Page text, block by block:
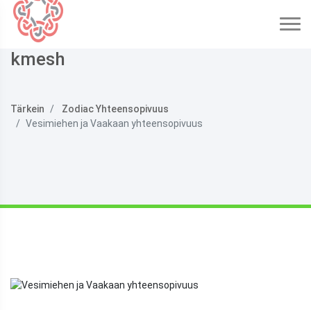
kmesh
Tärkein
Zodiac Yhteensopivuus
Vesimiehen ja Vaakaan yhteensopivuus